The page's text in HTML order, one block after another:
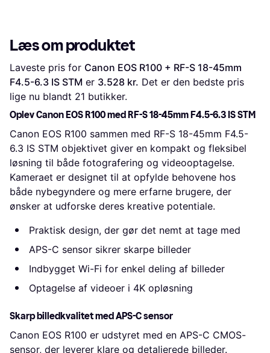
Læs om produktet
Laveste pris for Canon EOS R100 + RF-S 18-45mm
F4.5-6.3 IS STM er 3.528 kr. Det er den bedste pris
lige nu blandt 21 butikker.
Oplev Canon EOS R100 med RF-S 18-45mm F4.5-6.3 IS STM
Canon EOS R100 sammen med RF-S 18-45mm F4.5-
6.3 IS STM objektivet giver en kompakt og fleksibel
løsning til både fotografering og videooptagelse.
Kameraet er designet til at opfylde behovene hos
både nybegyndere og mere erfarne brugere, der
ønsker at udforske deres kreative potentiale.
Praktisk design, der gør det nemt at tage med
APS-C sensor sikrer skarpe billeder
Indbygget Wi-Fi for enkel deling af billeder
Optagelse af videoer i 4K opløsning
Skarp billedkvalitet med APS-C sensor
Canon EOS R100 er udstyret med en APS-C CMOS-
sensor, der leverer klare og detaljerede billeder.